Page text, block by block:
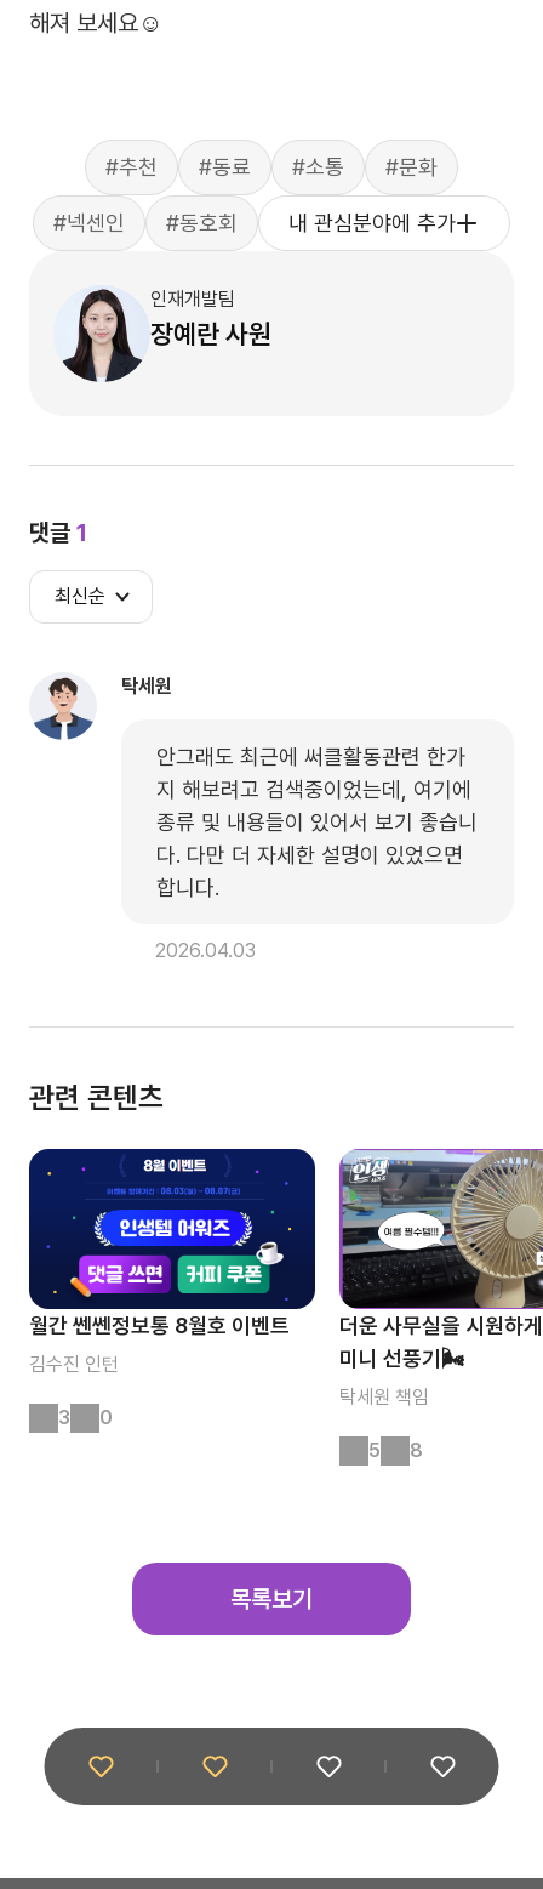
해져 보세요☺️
#추천 #동료 #소통 #문화
#넥센인 #동호회 내 관심분야에 추가
인재개발팀
장예란사원
댓글 1
최신순
탁세원
안그래도 최근에 써클활동관련 한가
지 해보려고 검색중이었는데, 여기에
종류 및 내용들이 있어서 보기 좋습니
다. 다만 더 자세한 설명이 있었으면
합니다.
2026.04.03
관련 콘텐츠
월간 쎈쎈정보통 8월호 이벤트
김수진 인턴
3 0
더운 사무실을 시원하
미니 선풍기🌬️
탁세원 책임
5 8
목록보기